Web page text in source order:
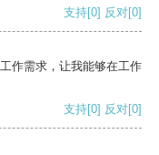
支持[0] 反对[0]
作需求，让我能够在工作
支持[0] 反对[0]